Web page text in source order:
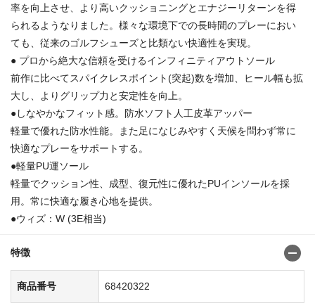
率を向上させ、より高いクッショニングとエナジーリターンを得
られるようなりました。様々な環境下での長時間のプレーにおい
ても、従来のゴルフシューズと比類ない快適性を実現。
● プロから絶大な信頼を受けるインフィニティアウトソール
前作に比べてスパイクレスポイント(突起)数を増加、ヒール幅も拡
大し、よりグリップ力と安定性を向上。
●しなやかなフィット感。防水ソフト人工皮革アッパー
軽量で優れた防水性能。また足になじみやすく天候を問わず常に
快適なプレーをサポートする。
●軽量PU運ソール
軽量でクッション性、成型、復元性に優れたPUインソールを採
用。常に快適な履き心地を提供。
●ウィズ：W (3E相当)
特徴
商品番号 68420322